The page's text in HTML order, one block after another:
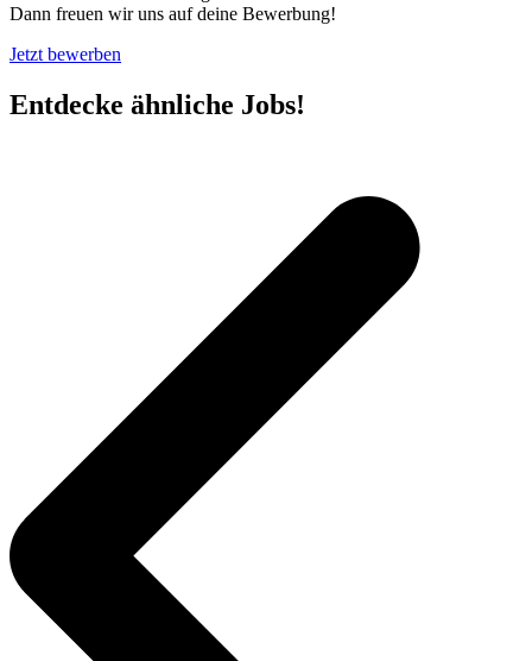
Dann freuen wir uns auf deine Bewerbung!
Jetzt bewerben
Entdecke ähnliche Jobs!